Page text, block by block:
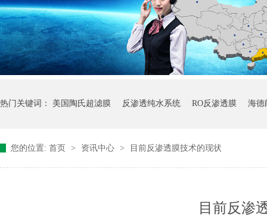
热门关键词： 美国陶氏超滤膜 反渗透纯水系统 RO反渗透膜 海德
您的位置: 首页 > 资讯中心 > 目前反渗透膜技术的现状
目前反渗